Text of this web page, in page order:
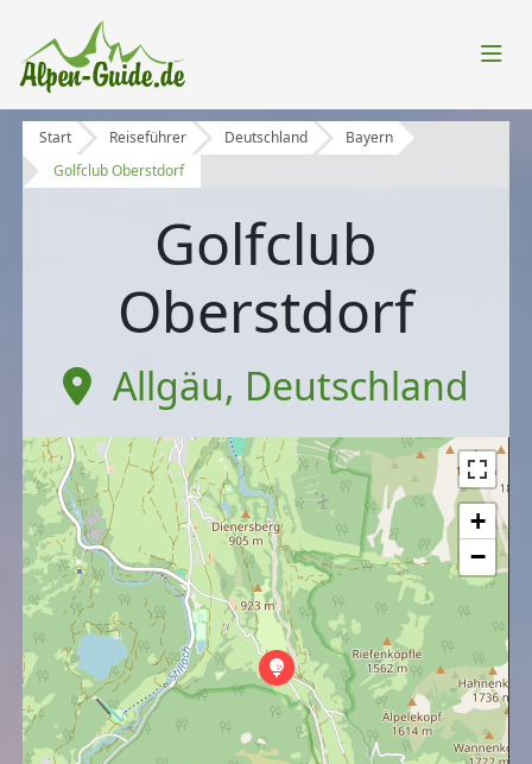
Start Reiseführer Deutschland
Bayern
Golfclub Oberstdorf
Golfclub
Oberstdorf
Allgäu, Deutschland
+
−